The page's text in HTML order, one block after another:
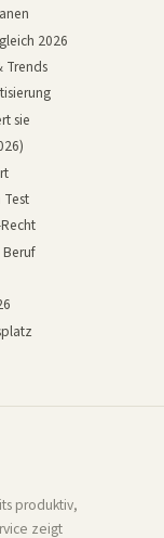
2026
Trends
sie
produktiv,
zeigt